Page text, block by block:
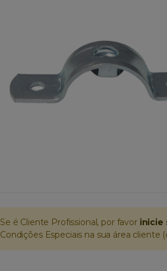
Se é Cliente Profissional, por favor inicie
Condições Especiais na sua área cliente